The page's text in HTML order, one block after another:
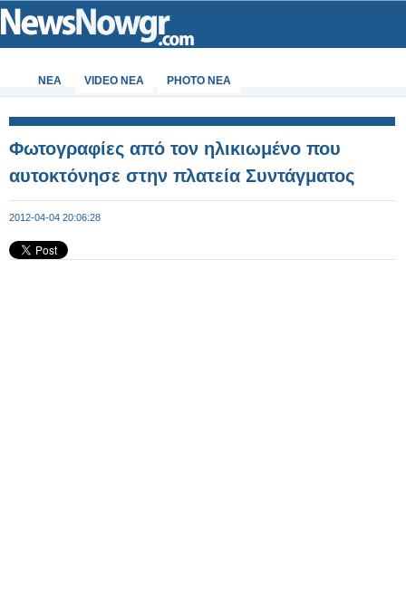
ΝΕΑ VIDEO NEA PHOTO NEA
Φωτογραφίες από τον ηλικιωμένο που
αυτοκτόνησε στην πλατεία Συντάγματος
2012-04-04 20:06:28